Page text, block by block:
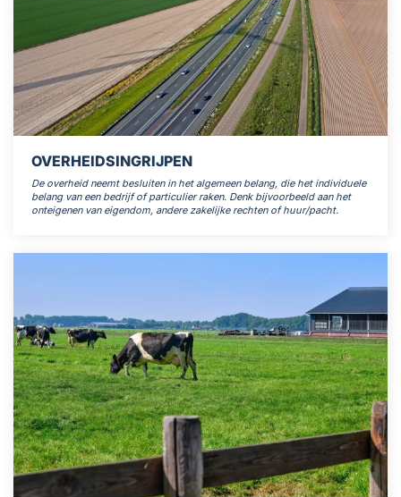
OVERHEIDSINGRIJPEN
De overheid neemt besluiten in het algemeen belang, die het individuele
belang van een bedrijf of particulier raken. Denk bijvoorbeeld aan het
onteigenen van eigendom, andere zakelijke rechten of huur/pacht.